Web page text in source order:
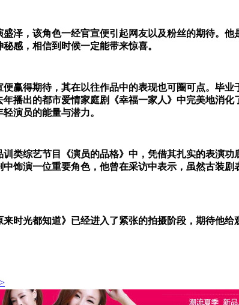
盛泽，该角色一经官宣便引起网友以及粉丝的期待。 他
感，相信到时候一定能带来惊喜。
赢得期待，其在以往作品中的表现也可圈可点。毕
年播出的都市爱情家庭剧 《幸福一家人》中完美地消化
演员的能量与潜力。
训类综艺节目《演员的品格》中 ， 凭借其扎实的表演功
中饰演一位重要角色，他曾在采访中表示，虽然古装
来时光都知道》已经进入了紧张的拍摄阶段，期待他给